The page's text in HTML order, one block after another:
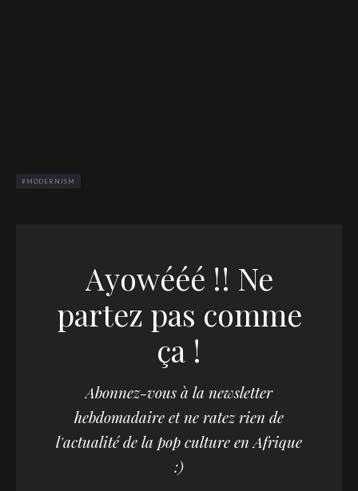
MODERNISM
Ayowééé !! Ne
partez pas comme
ça !
Abonnez-vous à la newsletter
hebdomadaire et ne ratez rien de
l'actualité de la pop culture en Afrique
:)